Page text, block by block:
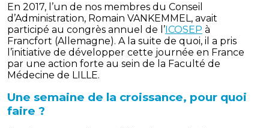
En 2017, l’un de nos membres du Conseil
d’Administration, Romain VANKEMMEL, avait
participé au congrès annuel de l’ICOSEP à
Francfort (Allemagne). A la suite de quoi, il a pris
l’initiative de développer cette journée en France
par une action forte au sein de la Faculté de
Médecine de LILLE.
Une semaine de la croissance, pour quoi
faire ?